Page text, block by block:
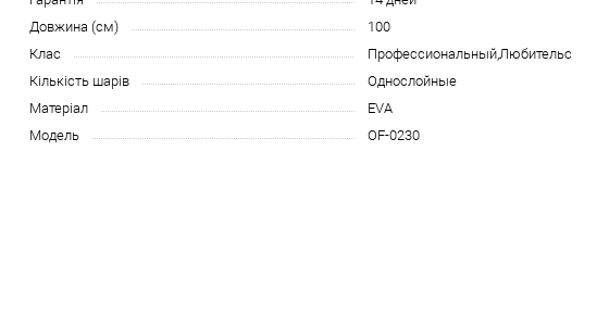
Довжина (см)
100
Клас
Профессиональный,Любительский
Кількість шарів
Однослойные
Матеріал
EVA
Модель
OF-0230